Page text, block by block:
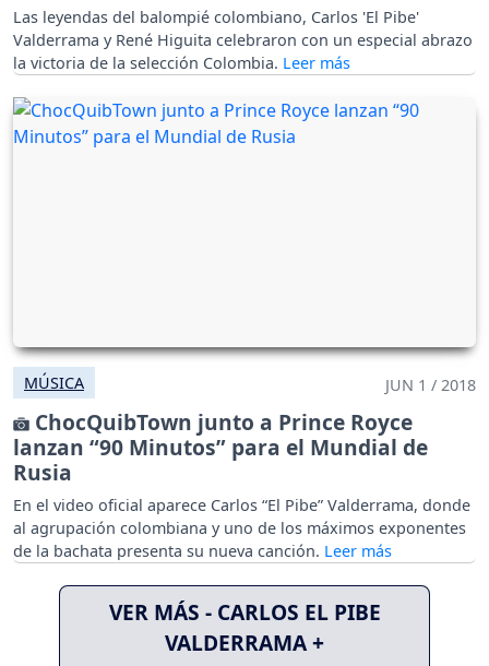
Las leyendas del balompié colombiano, Carlos 'El Pibe'
Valderrama y René Higuita celebraron con un especial abrazo
la victoria de la selección Colombia.
MÚSICA JUN 1 / 2018
ChocQuibTown junto a Prince Royce
lanzan “90 Minutos” para el Mundial de
Rusia
En el video oficial aparece Carlos “El Pibe” Valderrama, donde
al agrupación colombiana y uno de los máximos exponentes
de la bachata presenta su nueva canción.
VER MÁS - CARLOS EL PIBE
VALDERRAMA +